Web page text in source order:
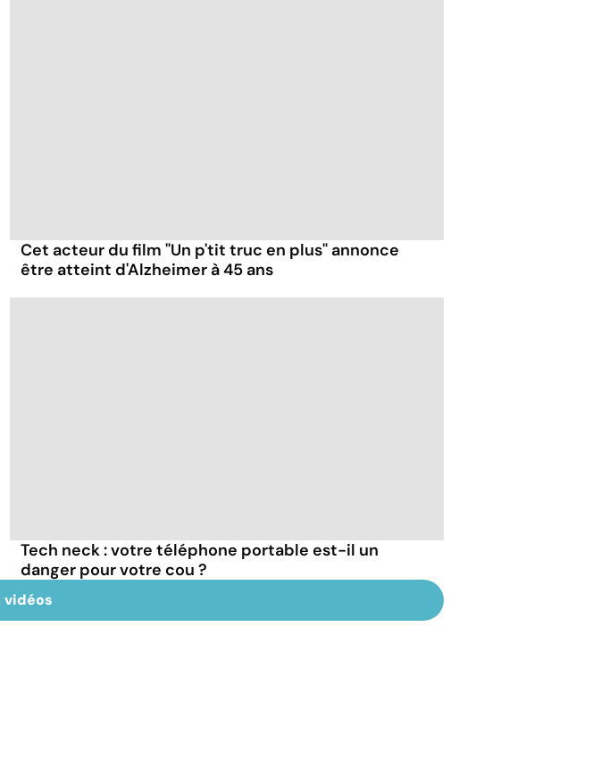
Cet acteur du film "Un p'tit truc en plus" annonce
être atteint d'Alzheimer à 45 ans
Tech neck : votre téléphone portable est-il un
danger pour votre cou ?
vidéos